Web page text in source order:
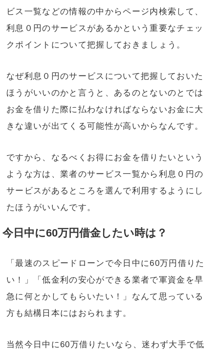
ビス一覧などの情報の中からページ内検索して、
利息０円のサービスがあるかという重要なチェッ
クポイントについて把握しておきましょう。
なぜ利息０円のサービスについて把握しておいた
ほうがいいのかと言うと、あるのとないのとでは
お金を借りた際に払わなければならないお金に大
きな違いが出てくる可能性が高いからなんです。
ですから、なるべくお得にお金を借りたいという
ような方は、業者のサービス一覧から利息０円の
サービスがあるところを選んで利用するようにし
たほうがいいんです。
今日中に60万円借金したい時は？
「最速のスピードローンで今日中に60万円借りた
い！」「低金利の安心ができる業者で軍資金を早
急に何とかしてもらいたい！」なんて思っている
方も結構日本にはおられます。
当然今日中に60万借りたいなら、迷わず大手で低